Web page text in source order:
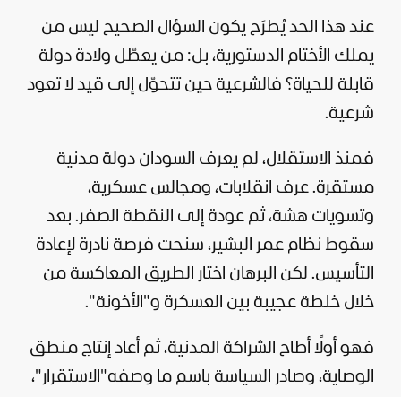
عند هذا الحد يُطرَح يكون السؤال الصحيح ليس من
يملك الأختام الدستورية، بل: من يعطّل ولادة دولة
قابلة للحياة؟ فالشرعية حين تتحوّل إلى قيد لا تعود
شرعية.
فمنذ الاستقلال، لم يعرف السودان دولة مدنية
مستقرة. عرف انقلابات، ومجالس عسكرية،
وتسويات هشة، ثم عودة إلى النقطة الصفر. بعد
سقوط نظام عمر البشير، سنحت فرصة نادرة لإعادة
التأسيس. لكن البرهان اختار الطريق المعاكسة من
خلال خلطة عجيبة بين العسكرة و"الأخونة".
فهو أولًا أطاح الشراكة المدنية، ثم أعاد إنتاج منطق
الوصاية، وصادر السياسة باسم ما وصفه"الاستقرار"،